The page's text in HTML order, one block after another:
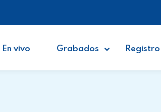
En vivo Grabados Registro